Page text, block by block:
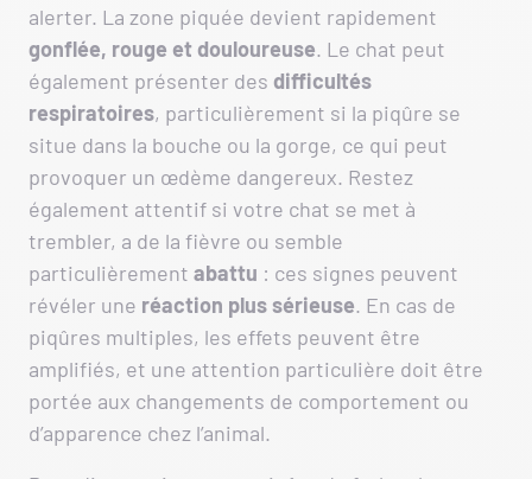
alerter. La zone piquée devient rapidement
gonflée, rouge et douloureuse. Le chat peut
également présenter des difficultés
respiratoires, particulièrement si la piqûre se
situe dans la bouche ou la gorge, ce qui peut
provoquer un œdème dangereux. Restez
également attentif si votre chat se met à
trembler, a de la fièvre ou semble
particulièrement abattu : ces signes peuvent
révéler une réaction plus sérieuse. En cas de
piqûres multiples, les effets peuvent être
amplifiés, et une attention particulière doit être
portée aux changements de comportement ou
d’apparence chez l’animal.